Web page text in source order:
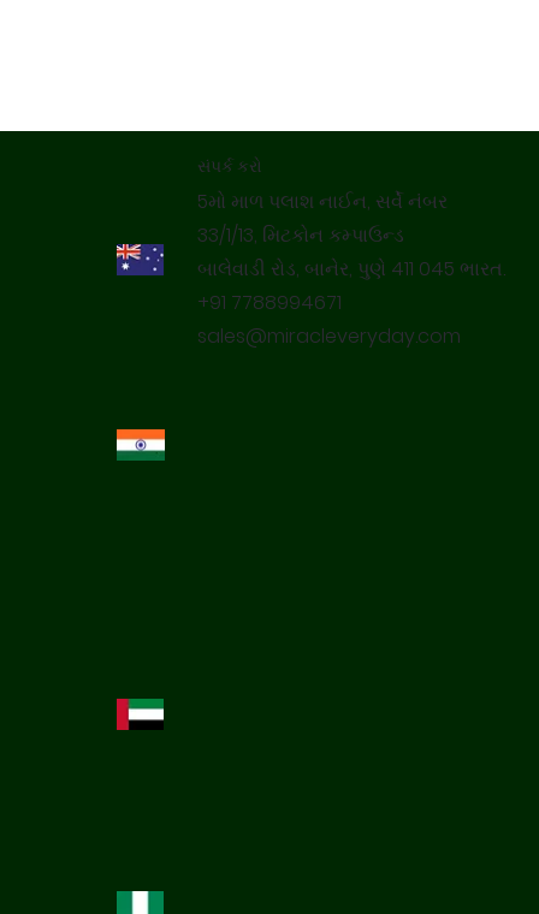
સંપર્ક કરો
5મો માળ પલાશ નાઈન, સર્વે નંબર
33/1/13, મિટકોન કમ્પાઉન્ડ
બાલેવાડી રોડ, બાનેર, પુણે 411 045 ભારત.
+91 7788994671
sales@miracleveryday.com